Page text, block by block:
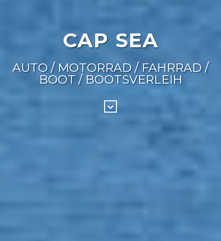
CAP SEA
AUTO / MOTORRAD / FAHRRAD /
BOOT / BOOTSVERLEIH